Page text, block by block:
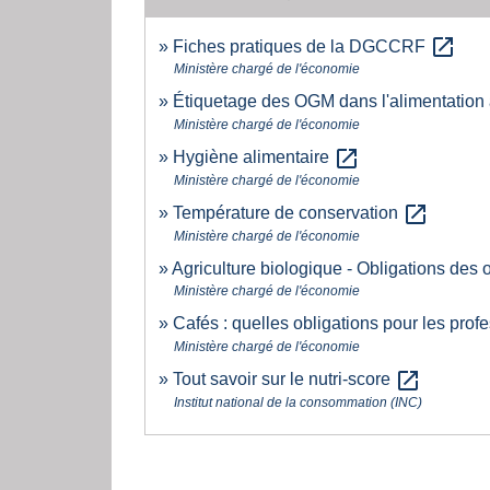
Fiches pratiques de la DGCCRF open_in_new
Ministère chargé de l'économie
Étiquetage des OGM dans l'alimentation
Ministère chargé de l'économie
Hygiène alimentaire open_in_new
Ministère chargé de l'économie
Température de conservation open_in_new
Ministère chargé de l'économie
Agriculture biologique - Obligations des
Ministère chargé de l'économie
Cafés : quelles obligations pour les
Ministère chargé de l'économie
Tout savoir sur le nutri-score open_in_new
Institut national de la consommation (INC)